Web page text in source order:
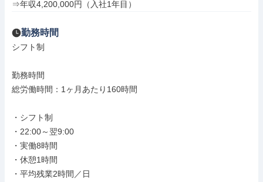
⇒年収4,200,000円（入社1年目）
勤務時間
シフト制
勤務時間
総労働時間：1ヶ月あたり160時間
・シフト制
・22:00～翌9:00
・実働8時間
・休憩1時間
・平均残業2時間／日